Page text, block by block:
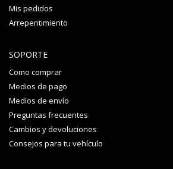
Mis pedidos
Arrepentimiento
SOPORTE
Como comprar
Medios de pago
Medios de envío
Preguntas frecuentes
Cambios y devoluciones
Consejos para tu vehículo